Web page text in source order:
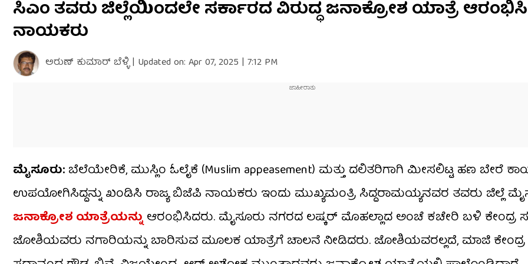
seconds
of
3
minutes,
seconds
0%
ಸಿಎಂ ತವರು ಜಿಲ್ಲೆಯಿಂದಲೇ ಸರ್ಕಾರದ ವಿರುದ್ಧ ಜನಾಕ್ರೋಶ ಯಾತ್ರೆ
ನಾಯಕರು
ಅರುಣ್​ ಕುಮಾರ್​ ಬೆಳ್ಳಿ | Updated on: Apr 07, 2025 | 7:12 PM
ಮೈಸೂರು: ಬೆಲೆಯೇರಿಕೆ, ಮುಸ್ಲಿಂ ಓಲೈಕೆ (Muslim appeasement) ಮತ್ತು ದಲಿತರಿಗಾಗಿ ಮೀಸಲಿಟ್ಟ ಹಣ ಬೇರೆ
ಉಪಯೋಗಿಸಿದ್ದನ್ನು ಖಂಡಿಸಿ ರಾಜ್ಯ ಬಿಜೆಪಿ ನಾಯಕರು ಇಂದು ಮುಖ್ಯಮಂತ್ರಿ ಸಿದ್ದರಾಮಯ್ಯನವರ ತವರು ಜಿಲ್ಲೆ
ಜನಾಕ್ರೋಶ ಯಾತ್ರೆಯನ್ನು ಆರಂಭಿಸಿದರು. ಮೈಸೂರು ನಗರದ ಲಷ್ಕರ್ ಮೊಹಲ್ಲಾದ ಅಂಚೆ ಕಚೇರಿ ಬಳಿ ಕೇಂದ್ರ
ಜೋಶಿಯವರು ನಗಾರಿಯನ್ನು ಬಾರಿಸುವ ಮೂಲಕ ಯಾತ್ರೆಗೆ ಚಾಲನೆ ನೀಡಿದರು. ಜೋಶಿಯವರಲ್ಲದೆ, ಮಾಜಿ